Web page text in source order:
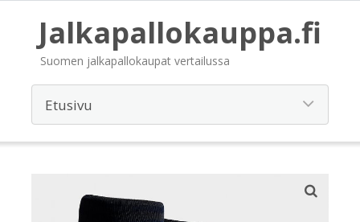
Jalkapallokauppa.fi
Suomen jalkapallokaupat vertailussa